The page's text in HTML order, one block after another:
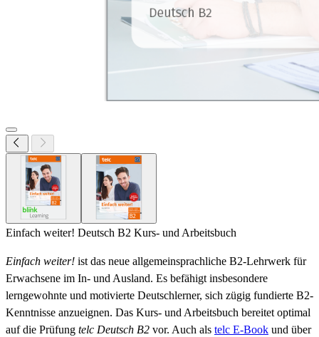
Einfach weiter! Deutsch B2 Kurs- und Arbeitsbuch
Einfach weiter! ist das neue allgemeinsprachliche B2-Lehrwerk für
Erwachsene im In- und Ausland. Es befähigt insbesondere
lerngewohnte und motivierte Deutschlerner, sich zügig fundierte B2-
Kenntnisse anzueignen. Das Kurs- und Arbeitsbuch bereitet optimal
auf die Prüfung telc Deutsch B2 vor. Auch als telc E-Book und über